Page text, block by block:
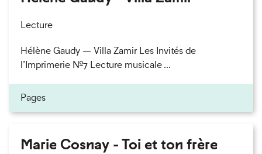
Lecture
Hélène Gaudy — Villa Zamir Les Invités de
l’Imprimerie n°7 Lecture musicale ...
Pages
Marie Cosnay - Toi et ton frère